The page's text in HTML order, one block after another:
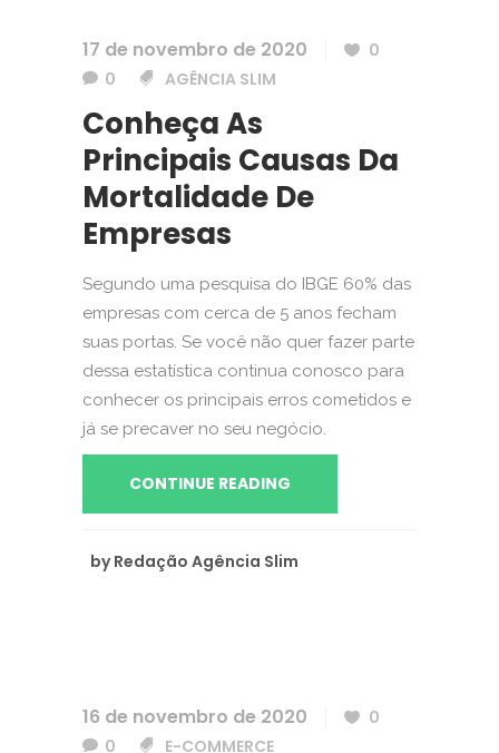
17 de novembro de 2020
0
0
AGÊNCIA SLIM
Conheça As
Principais Causas Da
Mortalidade De
Empresas
Segundo uma pesquisa do IBGE 60% das
empresas com cerca de 5 anos fecham
suas portas. Se você não quer fazer parte
dessa estatística continua conosco para
conhecer os principais erros cometidos e
já se precaver no seu negócio.
CONTINUE READING
by Redação Agência Slim
16 de novembro de 2020
0
0
E-COMMERCE